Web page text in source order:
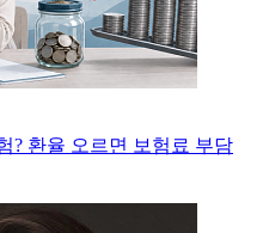
? 환율 오르면 보험료 부담